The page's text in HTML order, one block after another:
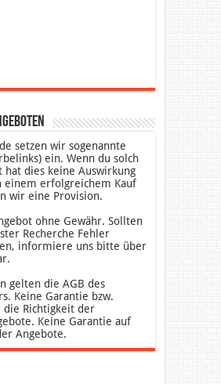
setzen wir sogenannte
ein. Wenn du solch
hat dies keine Auswirkung
einem erfolgreichem Kauf
wir eine Provision.
ohne Gewähr. Sollten
Recherche Fehler
informiere uns bitte über
gelten die AGB des
Keine Garantie bzw.
die Richtigkeit der
Keine Garantie auf
Angebote.